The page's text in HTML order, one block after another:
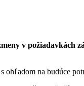
v
ohľadom na budúce